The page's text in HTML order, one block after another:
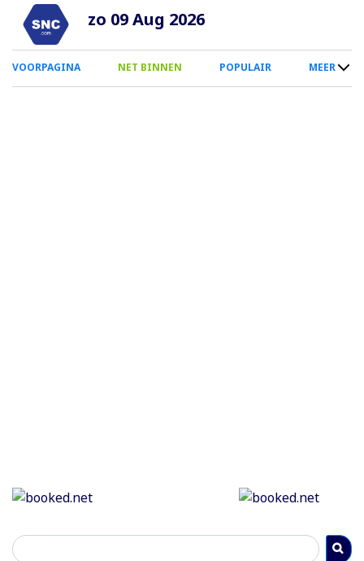
Overslaan
naar
inhoud
zo 09 Aug 2026
0
Smartphone
VOORPAGINA NET BINNEN POPULAIR MEER